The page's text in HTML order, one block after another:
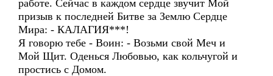
работе. Сейчас в каждом сердце звучит Мой
призыв к последней Битве за Землю Сердце
Мира: - КАЛАГИЯ***!
Я говорю тебе - Воин: - Возьми свой Меч и
Мой Щит. Оденься Любовью, как кольчугой и
простись с Домом.